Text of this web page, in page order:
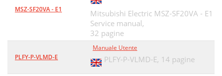
MSZ-SF20VA - E1
Mitsubishi Electric MSZ-SF20VA - E1
Service manual,
32 pagine
PLFY-P-VLMD-E
Manuale Utente
PLFY-P-VLMD-E, 14 pagine